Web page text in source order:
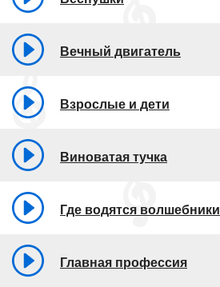
Вечный двигатель
Взрослые и дети
Виноватая тучка
Где водятся волшебники
Главная профессия